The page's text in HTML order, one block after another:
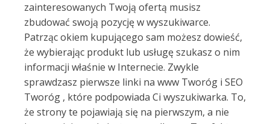
zainteresowanych Twoją ofertą musisz
zbudować swoją pozycję w wyszukiwarce.
Patrząc okiem kupującego sam możesz dowieść,
że wybierając produkt lub usługę szukasz o nim
informacji właśnie w Internecie. Zwykle
sprawdzasz pierwsze linki na www Tworóg i SEO
Tworóg , które podpowiada Ci wyszukiwarka. To,
że strony te pojawiają się na pierwszym, a nie